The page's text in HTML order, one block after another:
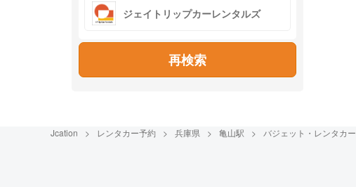
ジェイトリップカーレンタルズ
再検索
Jcation レンタカー予約 兵庫県 亀山駅 バジェット・レンタカー